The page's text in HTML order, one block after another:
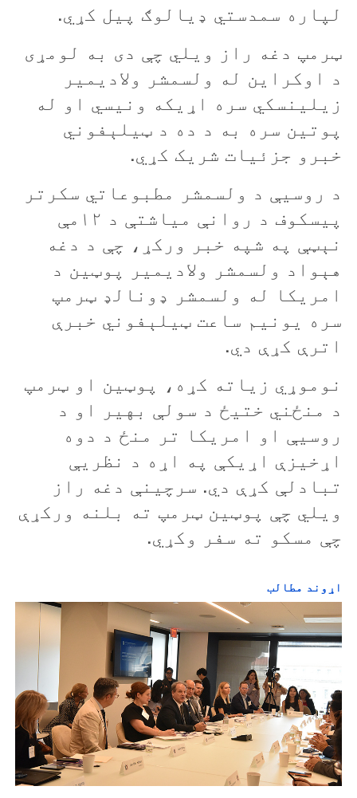
لپاره سمدستي ډيالوګ پيل کړي.
ټرمپ دغه راز ویلي چې دی به لومړی
د اوکراين له ولسمشر ولاديمير
زيلينسکي سره اړيکه ونيسي او له
پوتین سره به د ده د ټيلېفوني
خبرو جزئیات شریک کړي.
د روسيې د ولسمشر مطبوعاتي سکرتر
پيسکوف د روانې مياشتې د ۱۲مې
نېټې په شپه خبر ورکړ، چې د دغه
هېواد ولسمشر ولاديمير پوټين د
امريکا له ولسمشر ډونالډ ټرمپ
سره يونیم ساعت ټيلېفوني خبرې
اترې کړې دي.
نوموړي زياته کړه، پوټين او ټرمپ
د منځني ختيځ د سولې بهير او د
روسيې او امريکا تر منځ د دوه
اړخيزې اړيکې په اړه د نظريې
تبادلې کړې دي. سرچینې دغه راز
ويلي چې پوټين ټرمپ ته بلنه ورکړې
چې مسکو ته سفر وکړي.
اړوند مطالب